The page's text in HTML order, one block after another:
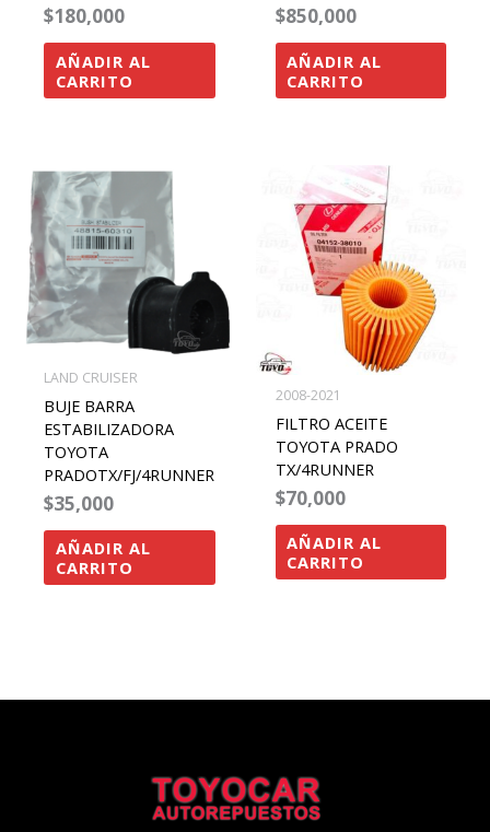
$180,000
AÑADIR AL
CARRITO
$850,000
AÑADIR AL
CARRITO
LAND CRUISER
BUJE BARRA
ESTABILIZADORA
TOYOTA
PRADOTX/FJ/4RUNNER
$35,000
AÑADIR AL
CARRITO
2008-2021
FILTRO ACEITE
TOYOTA PRADO
TX/4RUNNER
$70,000
AÑADIR AL
CARRITO